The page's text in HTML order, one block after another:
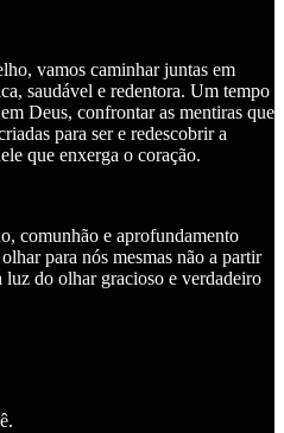
vamos caminhar juntas em
saudável e redentora. Um tempo
Deus, confrontar as mentiras que
para ser e redescobrir a
que enxerga o coração.
comunhão e aprofundamento
para nós mesmas não a partir
luz do olhar gracioso e verdadeiro